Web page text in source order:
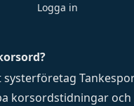
systerföretag
korsordstidningar och
Logga in